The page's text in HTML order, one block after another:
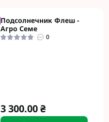
Подсолнечник Флеш -
Агро Семе
0
3 300.00 ₴